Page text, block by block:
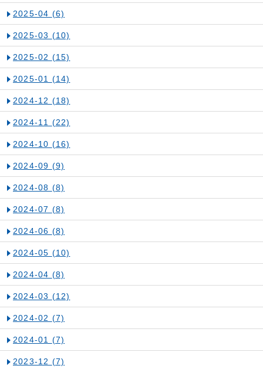
2025-04 (6)
2025-03 (10)
2025-02 (15)
2025-01 (14)
2024-12 (18)
2024-11 (22)
2024-10 (16)
2024-09 (9)
2024-08 (8)
2024-07 (8)
2024-06 (8)
2024-05 (10)
2024-04 (8)
2024-03 (12)
2024-02 (7)
2024-01 (7)
2023-12 (7)